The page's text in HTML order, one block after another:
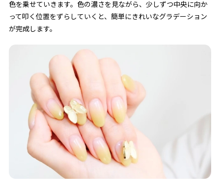
色を乗せていきます。色の濃さを見ながら、少しずつ中央に向か
って叩く位置をずらしていくと、簡単にきれいなグラデーション
が完成します。